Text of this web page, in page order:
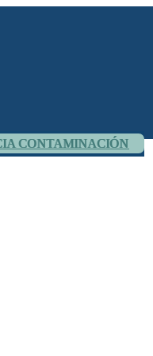
CONTAMINACIÓN